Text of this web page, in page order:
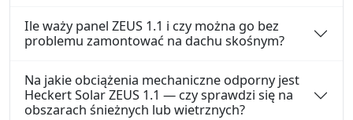
Ile waży panel ZEUS 1.1 i czy można go bez
problemu zamontować na dachu skośnym?
Na jakie obciążenia mechaniczne odporny jest
Heckert Solar ZEUS 1.1 — czy sprawdzi się na
obszarach śnieżnych lub wietrznych?